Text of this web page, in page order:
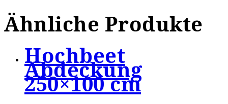
Ähnliche Produkte
Hochbeet
Abdeckung
250×100 cm